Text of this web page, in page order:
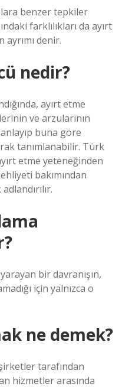
benzer tepkiler
farklılıkları da ayırt
denir.
nedir?
ayırt etme
ve arzularının
buna göre
tanımlanabilir. Türk
etme yeteneğinden
bakımından
bir davranışın,
için yalnızca o
ne demek?
tarafından
hizmetler arasında